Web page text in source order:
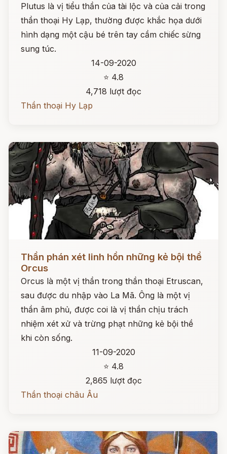
Plutus là vị tiểu thần của tài lộc và của cải trong
thần thoại Hy Lạp, thường được khắc họa dưới
hình dạng một cậu bé trên tay cầm chiếc sừng
sung túc.
14-09-2020
⭐ 4.8
4,718 lượt đọc
Thần thoại Hy Lạp
Đọc ngay
Thần phán xét linh hồn những kẻ bội thề
Orcus
Orcus là một vị thần trong thần thoại Etruscan,
sau được du nhập vào La Mã. Ông là một vị
thần âm phủ, được coi là vị thần chịu trách
nhiệm xét xử và trừng phạt những kẻ bội thề
khi còn sống.
11-09-2020
⭐ 4.8
2,865 lượt đọc
Thần thoại châu Âu